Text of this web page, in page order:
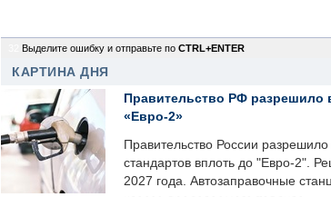
Выделите ошибку и отправьте по CTRL+ENTER
КАРТИНА ДНЯ
Правительство РФ разрешило
«Евро-2»
Правительство России
стандартов вплоть до "Евро-2".
2027 года. Автозаправочные